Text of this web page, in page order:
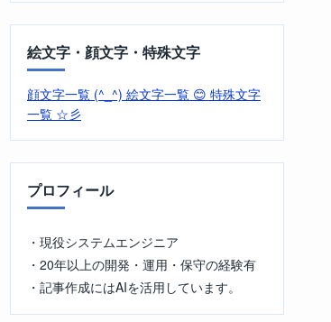
絵文字・顔文字・特殊文字
顔文字一覧 (^_^) 絵文字一覧 😊 特殊文字
一覧 ☆彡
プロフィール
・現役システムエンジニア
・20年以上の開発・運用・保守の経験有
・記事作成にはAIを活用しています。